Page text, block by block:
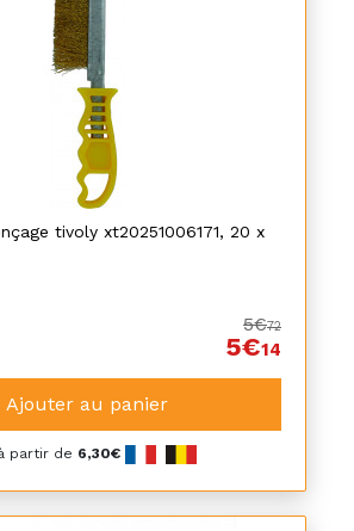
tivoly xt20251006171, 20 x
5€72
5€14
Ajouter au panier
partir de 6,30€